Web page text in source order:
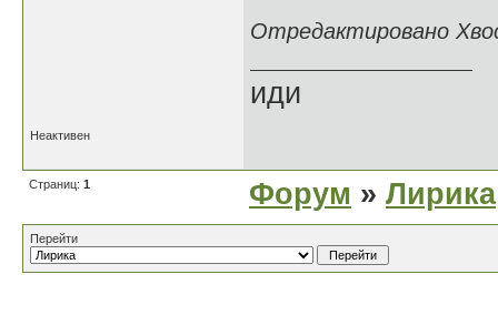
Отредактировано
иди
Неактивен
Страниц: 1 Форум » Лирика
Перейти